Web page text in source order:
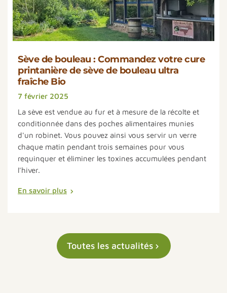
Sève de bouleau : Commandez votre cure
printanière de sève de bouleau ultra
fraîche Bio
La sève est vendue au fur et à mesure de la récolte et
conditionnée dans des poches alimentaires munies
d'un robinet. Vous pouvez ainsi vous servir un verre
chaque matin pendant trois semaines pour vous
requinquer et éliminer les toxines accumulées pendant
l'hiver.
7 février 2025
En savoir plus
Toutes les actualités